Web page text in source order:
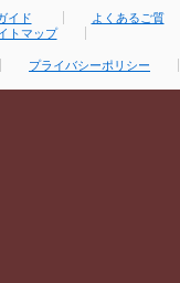
イド
よくあるご質
トマップ
プライバシーポリシー